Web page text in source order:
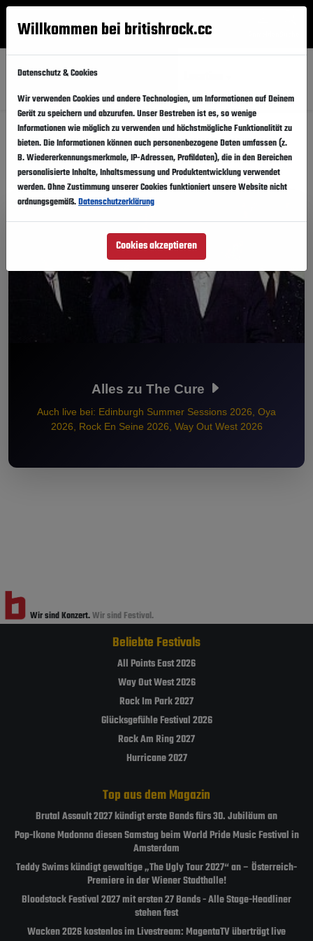
Menü
Alle Künstler Updates
Events: The Cure
Diese Eventinfos teilen
Alles zu The Cure
Auch live bei: Edinburgh Summer Sessions 2026, Oya
2026, Rock En Seine 2026, Way Out West 2026
Wir sind Konzert.Wir sind Festival.
Beliebte Festivals
All Points East 2026
Way Out West 2026
Rock Im Park 2027
Glücksgefühle Festival 2026
Rock Am Ring 2027
Hurricane 2027
Top aus dem Magazin
Brutal Assault 2027 kündigt erste Bands fürs 30. Jubiläum an
Pop-Ikone Madonna diesen Samstag beim World Pride Music Festival in
Amsterdam
Teddy Swims kündigt gewaltige „The Ugly Tour 2027“ an – Österreich-
Premiere in der Wiener Stadthalle!
Bloodstock Festival 2027 mit ersten 27 Bands - Alle Stage-Headliner
stehen fest
Wacken 2026 kostenlos im Livestream: MagentaTV überträgt live
Willkommen bei britishrock.cc
Datenschutz & Cookies
Wir verwenden Cookies und andere Technologien, um Informationen auf Deinem
Gerät zu speichern und abzurufen. Unser Bestreben ist es, so wenige
Informationen wie möglich zu verwenden und höchstmögliche Funktionalität zu
bieten. Die Informationen können auch personenbezogene Daten umfassen (z.
B. Wiedererkennungsmerkmale, IP-Adressen, Profildaten), die in den Bereichen
personalisierte Inhalte, Inhaltsmessung und Produktentwicklung verwendet
werden. Ohne Zustimmung unserer Cookies funktioniert unsere Website nicht
ordnungsgemäß.Datenschutzerklärung
Cookies akzeptieren